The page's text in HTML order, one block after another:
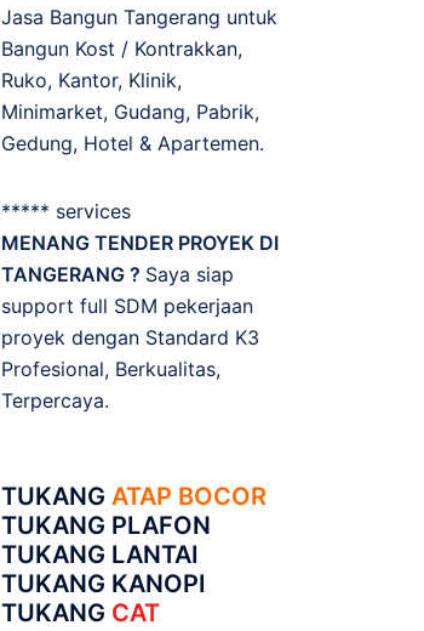
Jasa Bangun Tangerang untuk
Bangun Kost / Kontrakkan,
Ruko, Kantor, Klinik,
Minimarket, Gudang, Pabrik,
Gedung, Hotel & Apartemen.
***** services
MENANG TENDER PROYEK DI
TANGERANG ? Saya siap
support full SDM pekerjaan
proyek dengan Standard K3
Profesional, Berkualitas,
Terpercaya.
TUKANG ATAP BOCOR
TUKANG PLAFON
TUKANG LANTAI
TUKANG KANOPI
TUKANG CAT